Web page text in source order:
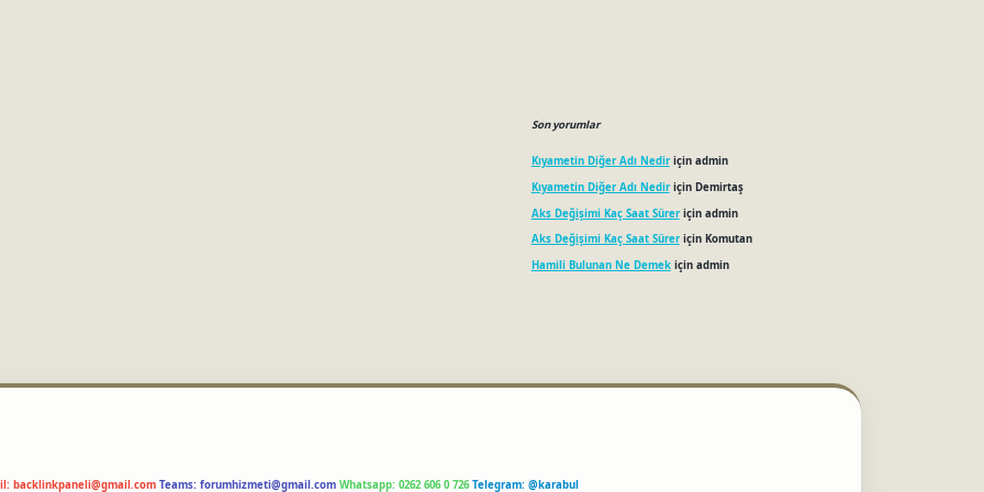
Son yorumlar
Kıyametin Diğer Adı Nediriçin admin
Kıyametin Diğer Adı Nediriçin Demirtaş
Aks Değişimi Kaç Saat Süreriçin admin
Aks Değişimi Kaç Saat Süreriçin Komutan
Hamili Bulunan Ne Demekiçin admin
backlinkpaneli@gmail.com Teams: forumhizmeti@gmail.com Whatsapp: 0262 606 0 726 Telegram: @karabul